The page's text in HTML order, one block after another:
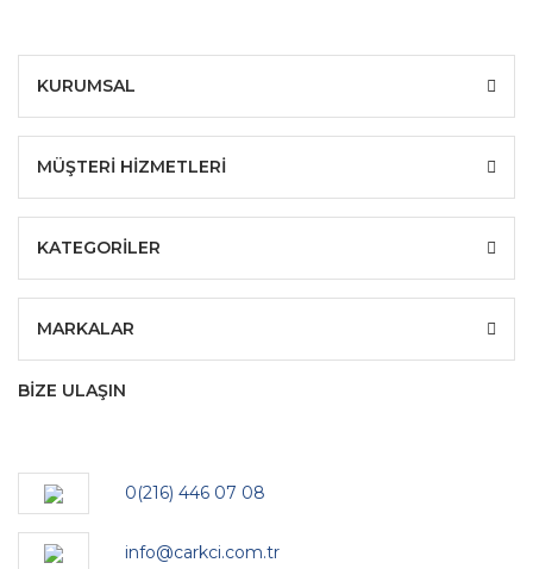
KURUMSAL
MÜŞTERİ HİZMETLERİ
KATEGORİLER
MARKALAR
BİZE ULAŞIN
0(216) 446 07 08
info@carkci.com.tr